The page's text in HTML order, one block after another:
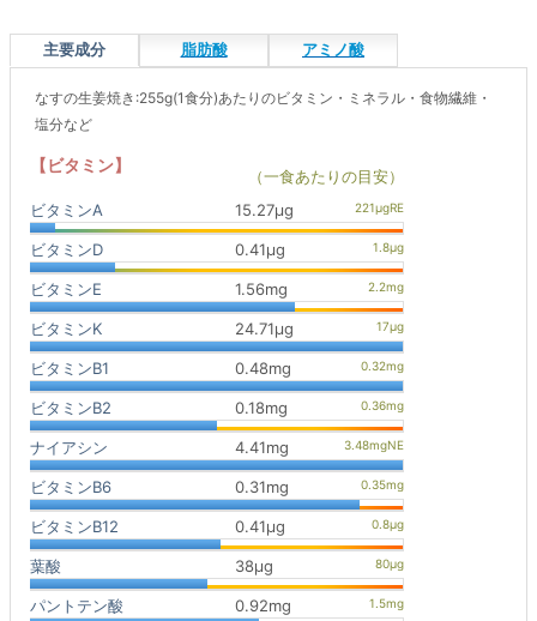
主要成分 脂肪酸 アミノ酸
なすの生姜焼き:255g(1食分)あたりのビタミン・ミネラル・食物繊維・
塩分など
【ビタミン】
（一食あたりの目安）
ビタミンA
15.27μg
ビタミンD 0.41μg
ビタミンE 1.56mg
ビタミンK 24.71μg
ビタミンB1 0.48mg
ビタミンB2 0.18mg
ナイアシン 4.41mg
ビタミンB6 0.31mg
ビタミンB12 0.41μg
葉酸 38μg
パントテン酸 0.92mg